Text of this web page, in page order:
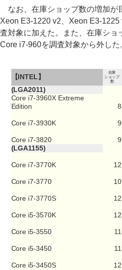
なお、在庫ショップ数の増加が
Xeon E3-1220 v2、Xeon E3-
査対象に加えた。また、在庫ショ
Core i7-960を調査対象から外した
【INTEL】
在庫
ショップ
数
(LGA2011)
Core i7-3960X Extreme
Edition
8
Core i7-3930K 9
Core i7-3820 9
(LGA1155)
Core i7-3770K 12
Core i7-3770 10
Core i7-3770S 12
Core i5-3570K 12
Core i5-3550 11
Core i5-3450 11
Core i5-3450S 12